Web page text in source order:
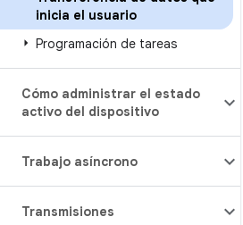
inicia el usuario
Programación de tareas
Cómo administrar el estado
activo del dispositivo
Trabajo asíncrono
Transmisiones